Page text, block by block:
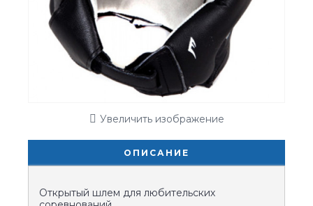
Увеличить изображение
ОПИСАНИЕ
Открытый шлем для любительских